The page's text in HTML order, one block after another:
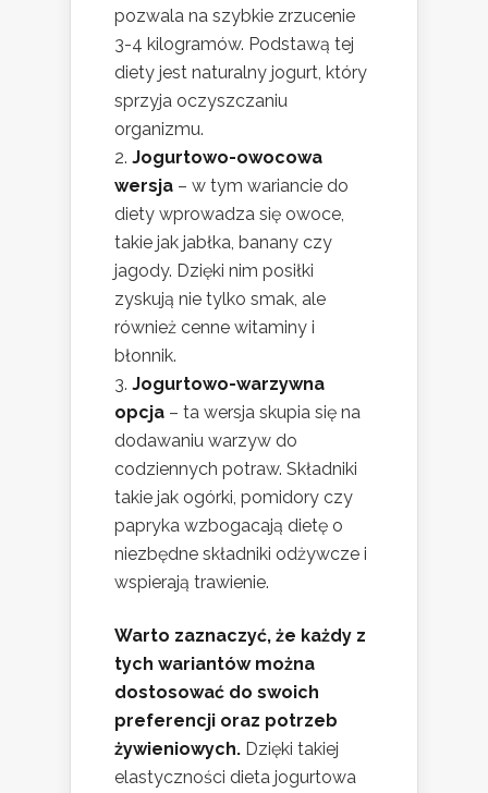
pozwala na szybkie zrzucenie
3-4 kilogramów. Podstawą tej
diety jest naturalny jogurt, który
sprzyja oczyszczaniu
organizmu.
Jogurtowo-owocowa
wersja – w tym wariancie do
diety wprowadza się owoce,
takie jak jabłka, banany czy
jagody. Dzięki nim posiłki
zyskują nie tylko smak, ale
również cenne witaminy i
błonnik.
Jogurtowo-warzywna
opcja – ta wersja skupia się na
dodawaniu warzyw do
codziennych potraw. Składniki
takie jak ogórki, pomidory czy
papryka wzbogacają dietę o
niezbędne składniki odżywcze i
wspierają trawienie.
Warto zaznaczyć, że każdy z
tych wariantów można
dostosować do swoich
preferencji oraz potrzeb
żywieniowych. Dzięki takiej
elastyczności dieta jogurtowa